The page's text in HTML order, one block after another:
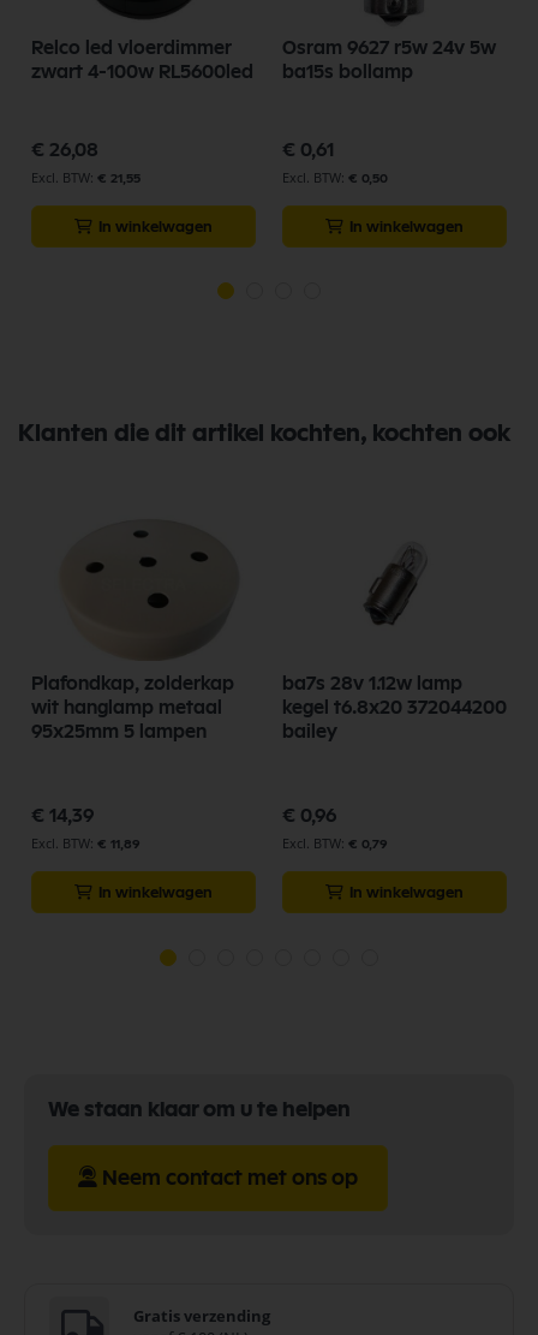
Relco led vloerdimmer
zwart 4-100w RL5600led
€ 26,08
€ 21,55
In winkelwagen
Osram 9627 r5w 24v 5w
ba15s bollamp
€ 0,61
€ 0,50
In winkelwagen
Klanten die dit artikel kochten, kochten ook
Plafondkap, zolderkap
wit hanglamp metaal
95x25mm 5 lampen
€ 14,39
€ 11,89
In winkelwagen
ba7s 28v 1.12w lamp
kegel t6.8x20 372044200
bailey
€ 0,96
€ 0,79
In winkelwagen
We staan klaar om u te helpen
Neem contact met ons op
Gratis verzending